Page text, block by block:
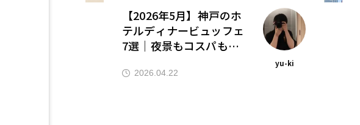
【2026年5月】神戸のホ
テルディナービュッフェ
7選｜夜景もコスパも！
yu-ki
2026.04.22